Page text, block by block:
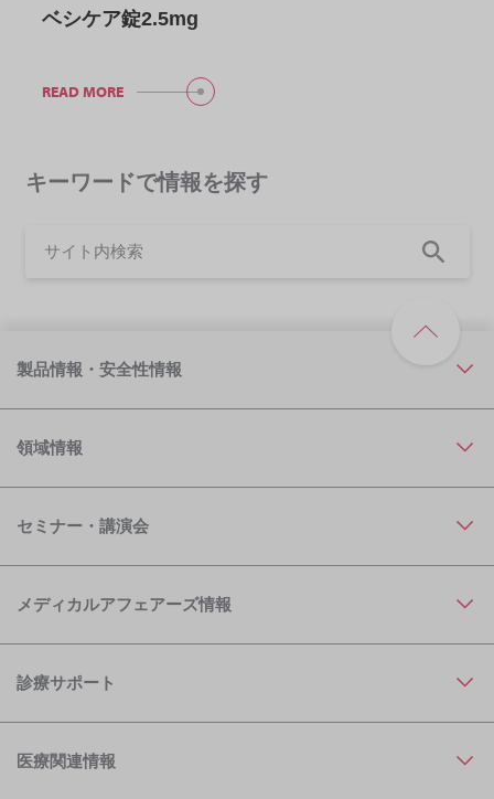
ベシケア錠2.5mg
READ MORE
キーワードで情報を探す
製品情報・安全性情報
領域情報
セミナー・講演会
メディカルアフェアーズ情報
診療サポート
医療関連情報